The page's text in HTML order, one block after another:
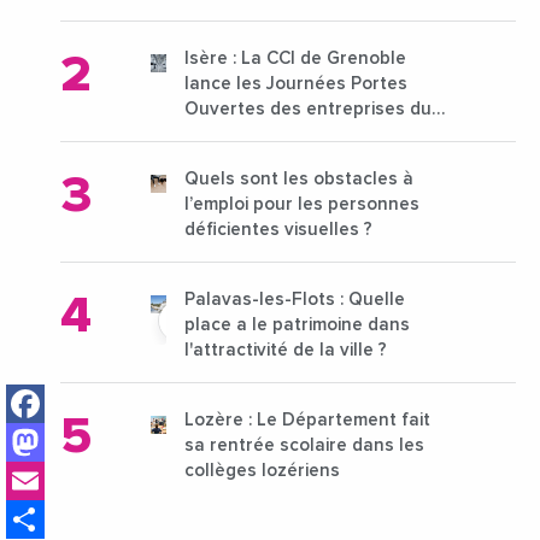
Facebook
Mastodon
Isère : La CCI de Grenoble
lance les Journées Portes
Ouvertes des entreprises du
Quels sont les obstacles à
l’emploi pour les personnes
déficientes visuelles ?
Palavas-les-Flots : Quelle
place a le patrimoine dans
l'attractivité de la ville ?
Lozère : Le Département fait
sa rentrée scolaire dans les
collèges lozériens